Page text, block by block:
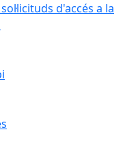
d'accés a la